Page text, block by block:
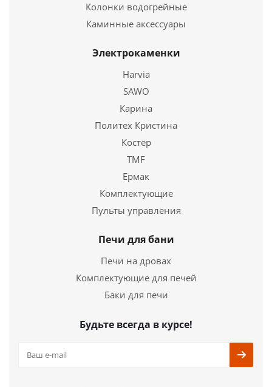
Труба нерж. 0,5мм Ø200мм 1метр
Подробнее
Купить в 1 клик
Колонки водогрейные
Каминные аксессуары
Электрокаменки
Harvia
SAWO
Карина
Политех Кристина
Костёр
TMF
Ермак
Комплектующие
Пульты управления
Печи для бани
Печи на дровах
Комплектующие для печей
Баки для печи
Будьте всегда в курсе!